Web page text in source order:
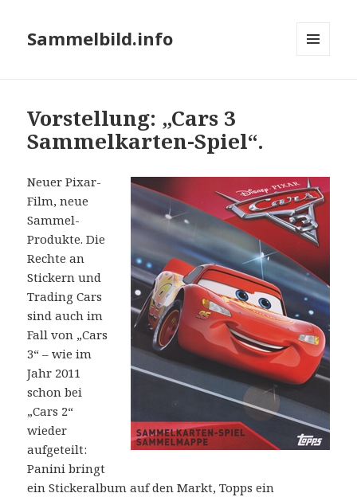
Sammelbild.info
Vorstellung: „Cars 3
Sammelkarten-Spiel“.
Neuer Pixar-
Film, neue
Sammel-
Produkte. Die
Rechte an
Stickern und
Trading Cars
sind auch im
Fall von „Cars
3“ – wie im
Jahr 2011
schon bei
„Cars 2“
wieder
aufgeteilt:
Panini bringt
ein Stickeralbum auf den Markt, Topps ein